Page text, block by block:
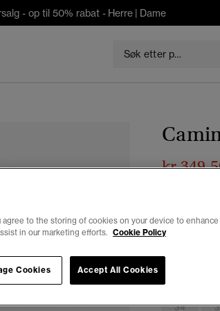
- op til 50% rabat - Herre | Dame
kr
34
agree to the storing of cookies on your device to
in our marketing efforts. Cookie Policy
Accept All Cookies
Cookies